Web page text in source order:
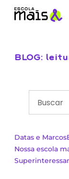
BLOG:
Datas e Marcos
Nossa escola